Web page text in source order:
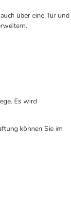
über eine Tür und
Es wird
können Sie im